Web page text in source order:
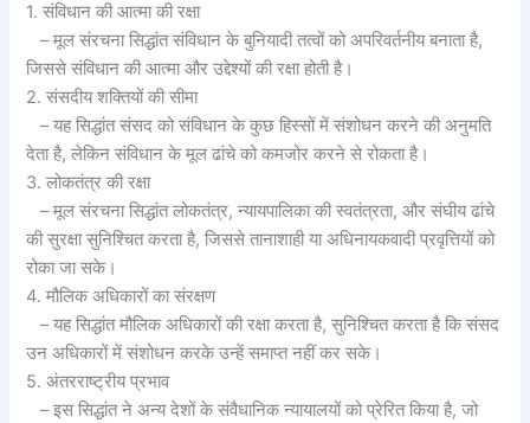
1. संविधान की आत्मा की रक्षा
– मूल संरचना सिद्धांत संविधान के बुनियादी तत्वों को अपरिवर्तनीय बनाता है,
जिससे संविधान की आत्मा और उद्देश्यों की रक्षा होती है।
2. संसदीय शक्तियों की सीमा
– यह सिद्धांत संसद को संविधान के कुछ हिस्सों में संशोधन करने की अनुमति
देता है, लेकिन संविधान के मूल ढांचे को कमजोर करने से रोकता है।
3. लोकतंत्र की रक्षा
– मूल संरचना सिद्धांत लोकतंत्र, न्यायपालिका की स्वतंत्रता, और संघीय ढांचे
की सुरक्षा सुनिश्चित करता है, जिससे तानाशाही या अधिनायकवादी प्रवृत्तियों को
रोका जा सके।
4. मौलिक अधिकारों का संरक्षण
– यह सिद्धांत मौलिक अधिकारों की रक्षा करता है, सुनिश्चित करता है कि संसद
उन अधिकारों में संशोधन करके उन्हें समाप्त नहीं कर सके।
5. अंतरराष्ट्रीय प्रभाव
– इस सिद्धांत ने अन्य देशों के संवैधानिक न्यायालयों को प्रेरित किया है, जो